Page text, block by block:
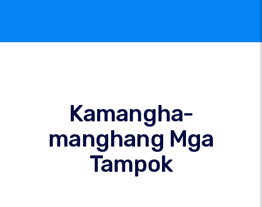
Kamangha-
manghang Mga
Tampok